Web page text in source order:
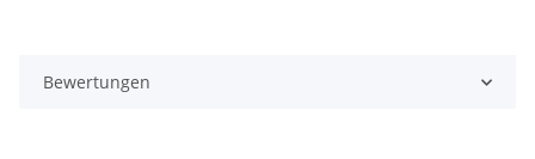
Bewertungen